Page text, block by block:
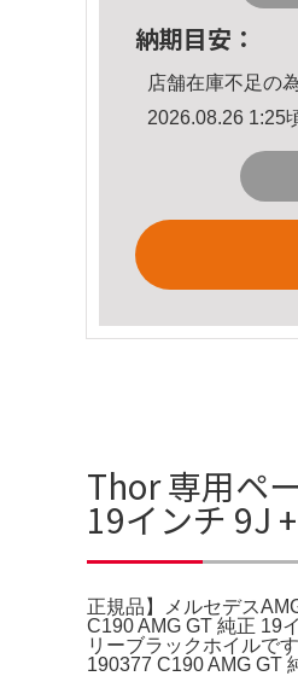
納期目安：
店舗在庫不足の
2026.08.26 1:25
Thor 専用ペ
19インチ 9J
正規品】メルセデス
C190 AMG GT 純正 19
リーブラックホイルで
190377 C190 AMG GT